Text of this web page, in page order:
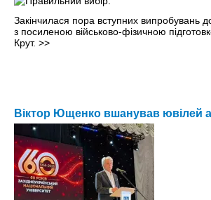
Закінчилася пора вступних випробувань
з посиленою військово-фізичною
Крут. >>
Віктор Ющенко вшанував ювілей